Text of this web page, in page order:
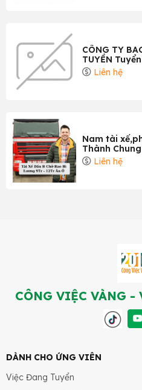
CÔNG TY
TUYỀN
Liên hệ
Nam tài
Thành Chung
Liên hệ
CÔNG VIỆC VÀNG -
DÀNH CHO ỨNG VIÊN
Việc Đang Tuyển